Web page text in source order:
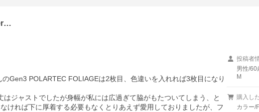
Gen3 POLARTEC FOLIAGEは2枚目、色違いを入れれば3枚目になり
ジャストでしたが身幅が私には広過ぎて脇がもたついてしまう、と
ければ下に厚着する必要もなくとりあえず愛用しておりましたが、フ
投稿者
男性/60
M
購入し
カラー/